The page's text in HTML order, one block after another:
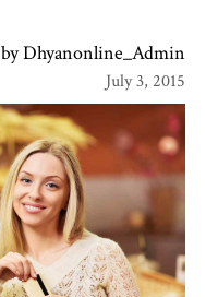
by Dhyanonline_Admin
July 3, 2015